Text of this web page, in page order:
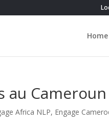
Home
au
Africa NLP, Engage